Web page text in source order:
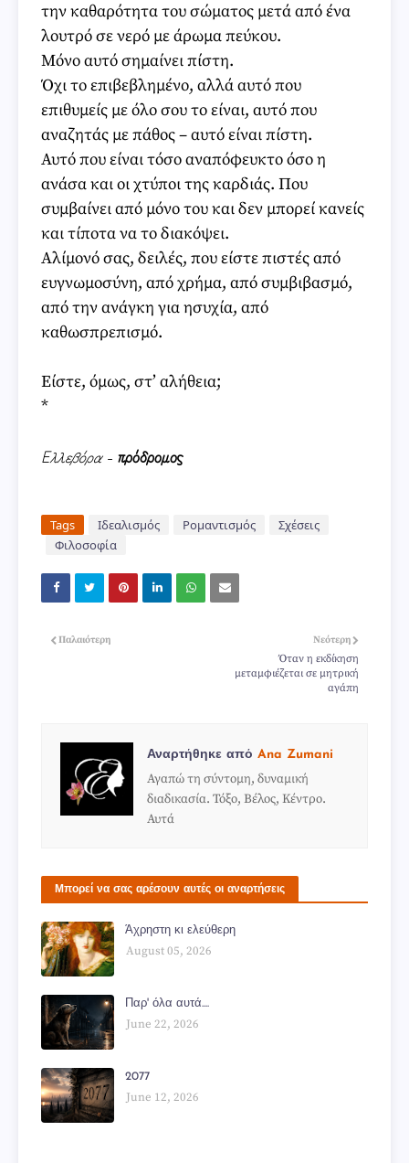
την καθαρότητα του σώματος μετά από ένα
λουτρό σε νερό με άρωμα πεύκου.
Μόνο αυτό σημαίνει πίστη.
Όχι το επιβεβλημένο, αλλά αυτό που
επιθυμείς με όλο σου το είναι, αυτό που
αναζητάς με πάθος – αυτό είναι πίστη.
Αυτό που είναι τόσο αναπόφευκτο όσο η
ανάσα και οι χτύποι της καρδιάς. Που
συμβαίνει από μόνο του και δεν μπορεί κανείς
και τίποτα να το διακόψει.
Αλίμονό σας, δειλές, που είστε πιστές από
ευγνωμοσύνη, από χρήμα, από συμβιβασμό,
από την ανάγκη για ησυχία, από
καθωσπρεπισμό.
Είστε, όμως, στ’ αλήθεια;
*
Ελλεβόρα- πρόδρομος
Tags Ιδεαλισμός Ρομαντισμός
Σχέσεις
Φιλοσοφία
Νεότερη
Όταν η εκδίκηση
μεταμφιέζεται σε μητρική
αγάπη
Παλαιότερη
Αναρτήθηκε από Ana Zumani
Αγαπώ τη σύντομη, δυναμική
διαδικασία. Τόξο, Βέλος, Κέντρο.
Αυτά
Μπορεί να σας αρέσουν αυτές οι αναρτήσεις
Άχρηστη κι ελεύθερη
August 05, 2026
Παρ' όλα αυτά....
June 22, 2026
2077
June 12, 2026